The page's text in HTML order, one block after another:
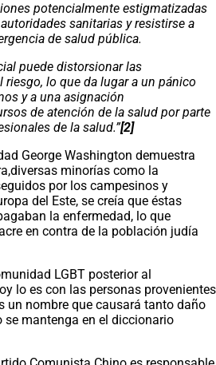
potencialmente estigmatizadas
sanitarias y resistirse a
de salud pública.
puede distorsionar las
lo que da lugar a un pánico
y a una asignación
de atención de la salud por parte
de la salud.”[2]
George Washington demuestra
minorías como la
por los campesinos y
del Este, se creía que éstas
la enfermedad, lo que
en contra de la población judía
LGBT posterior al
lo es con las personas provenientes
un nombre que causará tanto daño
mantenga en el diccionario